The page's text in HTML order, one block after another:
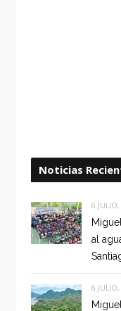
Noticias
6
al
6